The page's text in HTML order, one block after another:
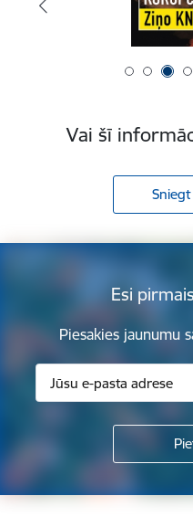
Vai šī
Esi
Piesakies jaunumu
Kājene